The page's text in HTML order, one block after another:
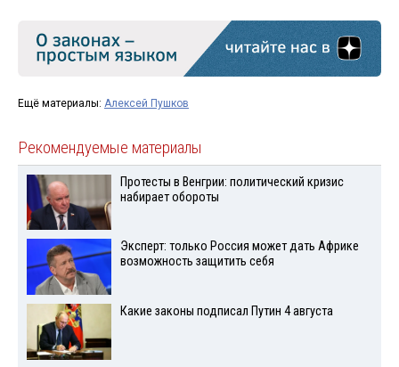
Ещё материалы: Алексей Пушков
Рекомендуемые материалы
Протесты в Венгрии: политический кризис
набирает обороты
Эксперт: только Россия может дать Африке
возможность защитить себя
Какие законы подписал Путин 4 августа